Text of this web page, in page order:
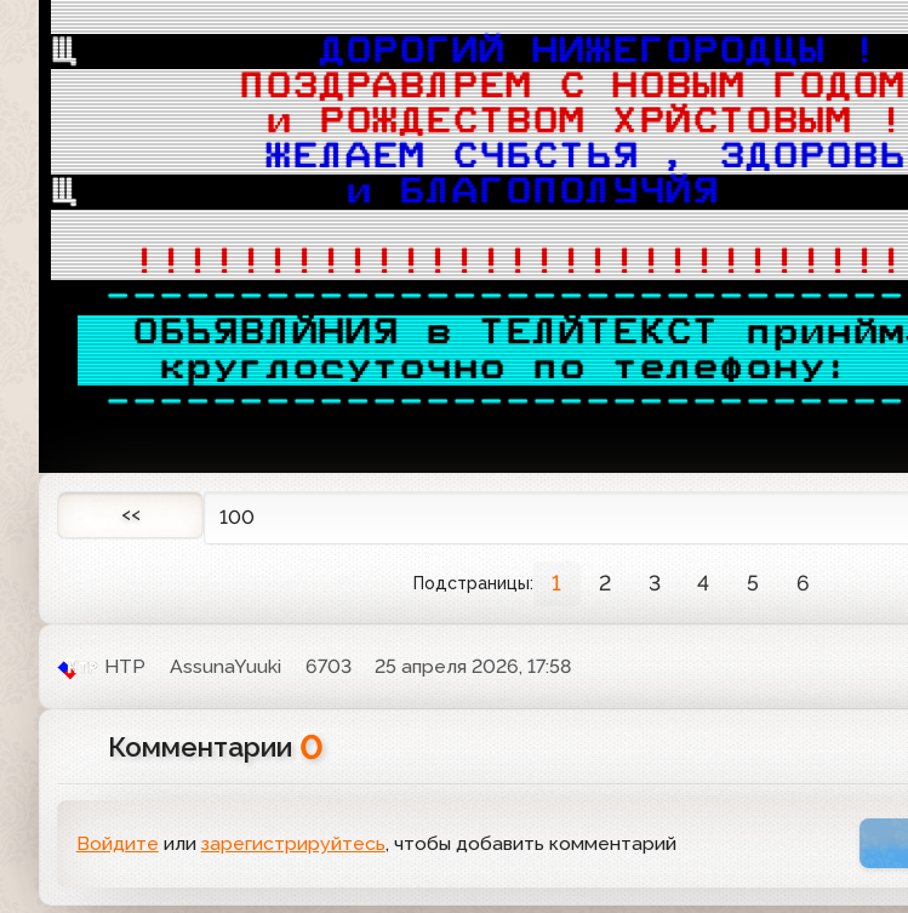
Щ
ДОРОГИЙ
ПОЗДРАВЛРЕМ С
и РОЖДЕСТВОМ
ЖЕЛАЕМ СЧБСТЬЯ ,
Щ
и
!
ОБЪЯВЛЙНИЯ в ТЕЛЙТЕКСТ
круглосуточно по телефону:
<< 100
Подстраницы: 1 2 3 4 5 6
НТР AssunaYuuki 6703 25 апреля 2026, 17:58
Комментарии 0
Войдите или зарегистрируйтесь, чтобы добавить комментарий